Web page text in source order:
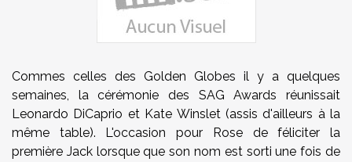
Commes celles des Golden Globes il y a quelques
semaines, la cérémonie des SAG Awards réunissait
Leonardo DiCaprio et Kate Winslet (assis d'ailleurs à la
même table). L'occasion pour Rose de féliciter la
première Jack lorsque que son nom est sorti une fois de